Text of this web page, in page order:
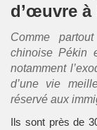
d’œuvre à
Comme
chinoise Pékin
notamment
d’une vie
réservé aux
Ils sont près de